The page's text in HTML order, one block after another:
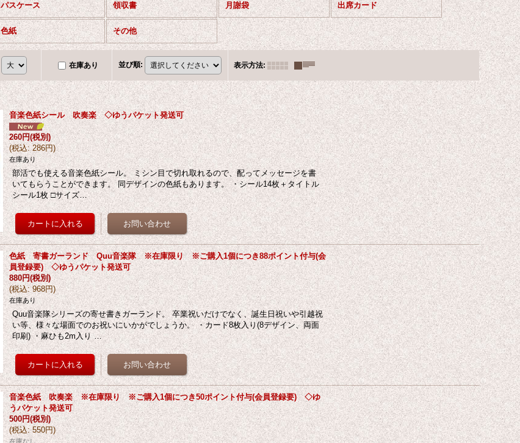
パスケース 領収書 月謝袋 出席カード
色紙 その他
在庫あり 並び順: 表示方法:
音楽色紙シール 吹奏楽 ◇ゆうパケット発送可
260円(税別)
(税込: 286円)
在庫あり
部活でも使える音楽色紙シール。 ミシン目で切れ取れるので、配ってメッセージを書
いてもらうことができます。 同デザインの色紙もあります。 ・シール14枚＋タイトル
シール1枚 □サイズ…
色紙 寄書ガーランド Quu音楽隊 ※在庫限り ※ご購入1個につき88ポイント付与(会
員登録要) ◇ゆうパケット発送可
880円(税別)
(税込: 968円)
在庫あり
Quu音楽隊シリーズの寄せ書きガーランド。 卒業祝いだけでなく、誕生日祝いや引越祝
い等、様々な場面でのお祝いにいかがでしょうか。 ・カード8枚入り(8デザイン、両面
印刷) ・麻ひも2m入り …
音楽色紙 吹奏楽 ※在庫限り ※ご購入1個につき50ポイント付与(会員登録要) ◇ゆ
うパケット発送可
500円(税別)
(税込: 550円)
在庫なし